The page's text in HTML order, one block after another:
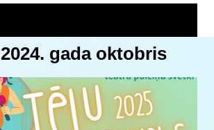
2024. gada oktobris